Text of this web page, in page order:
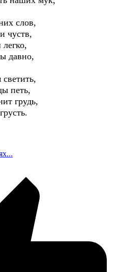
слов,
чуств,
давно,
петь,
грудь,